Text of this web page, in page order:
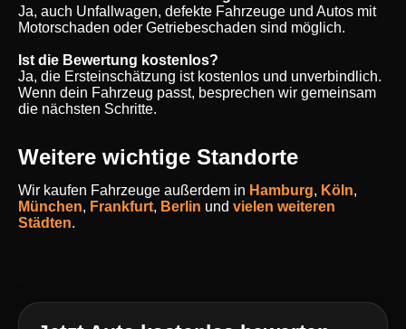
Ja, auch Unfallwagen, defekte Fahrzeuge und Autos mit
Motorschaden oder Getriebeschaden sind möglich.
Ist die Bewertung kostenlos?
Ja, die Ersteinschätzung ist kostenlos und unverbindlich.
Wenn dein Fahrzeug passt, besprechen wir gemeinsam
die nächsten Schritte.
Weitere wichtige Standorte
Wir kaufen Fahrzeuge außerdem in Hamburg, Köln,
München, Frankfurt, Berlin und vielen weiteren
Städten.